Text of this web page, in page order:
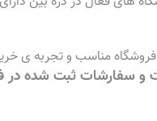
مناسب و تجربه ی
و سفارشات ثبت شده در